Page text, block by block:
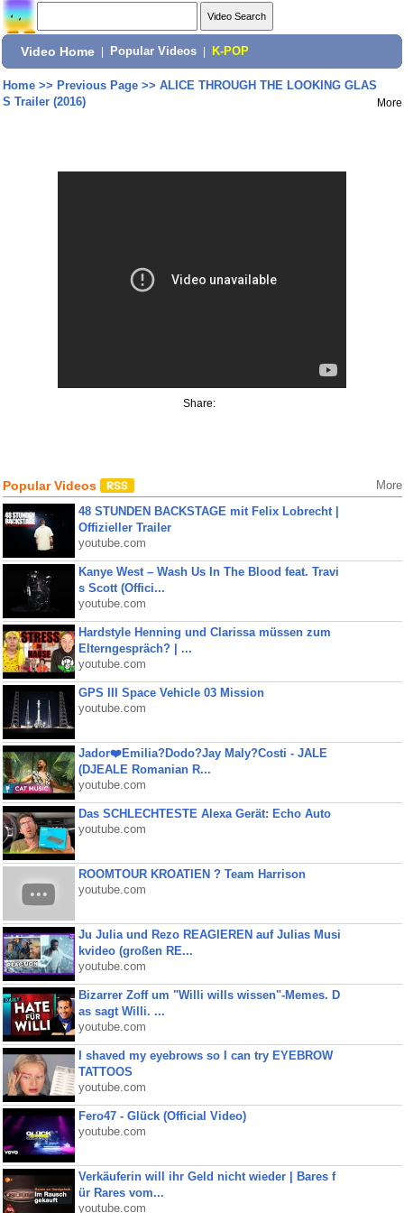
Video Home Popular Videos K-POP
Home>> Previous Page>> ALICE THROUGH THE LOOKING GLAS
S Trailer (2016)
More
Share:
Popular Videos More
48 STUNDEN BACKSTAGE mit Felix Lobrecht |
Offizieller Trailer
youtube.com
Kanye West – Wash Us In The Blood feat. Travi
s Scott (Offici...
youtube.com
Hardstyle Henning und Clarissa müssen zum
Elterngespräch? | ...
youtube.com
GPS III Space Vehicle 03 Mission
youtube.com
Jador❤️Emilia?Dodo?Jay Maly?Costi - JALE
(DJEALE Romanian R...
youtube.com
Das SCHLECHTESTE Alexa Gerät: Echo Auto
youtube.com
ROOMTOUR KROATIEN ? Team Harrison
youtube.com
Ju Julia und Rezo REAGIEREN auf Julias Musi
kvideo (großen RE...
youtube.com
Bizarrer Zoff um "Willi wills wissen"-Memes. D
as sagt Willi. ...
youtube.com
I shaved my eyebrows so I can try EYEBROW
TATTOOS
youtube.com
Fero47 - Glück (Official Video)
youtube.com
Verkäuferin will ihr Geld nicht wieder | Bares f
ür Rares vom...
youtube.com